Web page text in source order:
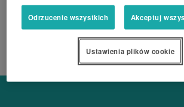
Odrzucenie wszystkich Akceptuj
Ustawienia plików cookie